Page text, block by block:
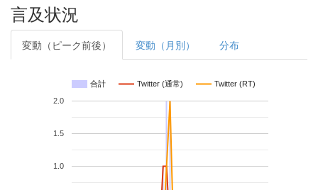
言及状況
変動（ピーク前後） 変動（月別） 分布
合計 Twitter (通常) Twitter (RT)
1.0
1.5
2.0